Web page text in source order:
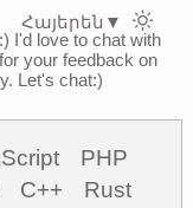
I'd love to chat with
your feedback on
Let's chat:)
PHP
C++
Rust
Հայերեն ▼